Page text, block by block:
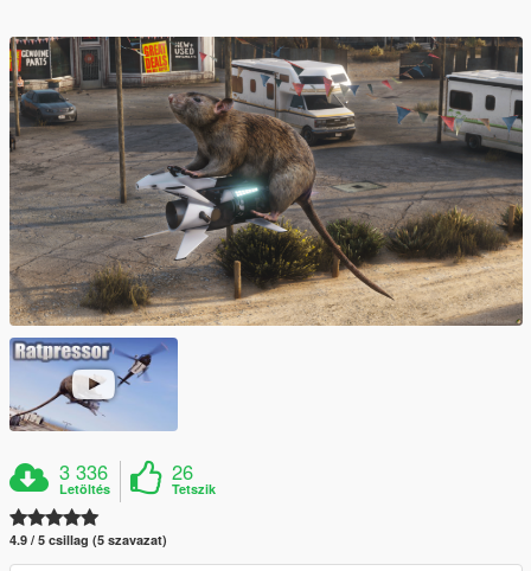
3 336
Letöltés
26
Tetszik
4.9 / 5 csillag (5 szavazat)